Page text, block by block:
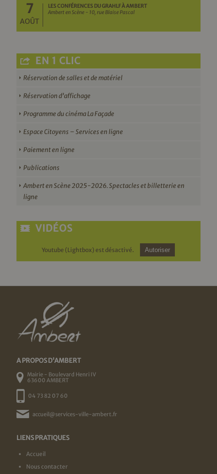
7
AOÛT
LES CONFÉRENCES DU GRAHLF À AMBERT
Ambert en Scène - 10, rue Blaise Pascal
EN 1 CLIC
Réservation de salles et de matériel
Réservation d’affichage
Programme du cinéma La Façade
Espace Citoyens – Services en ligne
Paiement en ligne
Publications
Ambert en Scène 2025-2026. Spectacles et billetterie en
ligne
VIDÉOS
Youtube (Lightbox) est désactivé. Autoriser
A PROPOS D'AMBERT
Mairie - Boulevard Henri IV
63600 AMBERT
04 73 82 07 60
accueil@services-ville-ambert.fr
LIENS PRATIQUES
Accueil
Nous contacter